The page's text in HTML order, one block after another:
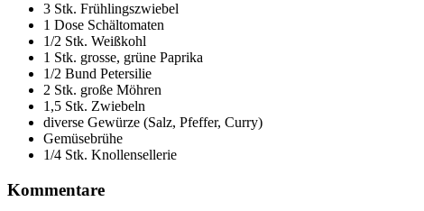
3 Stk. Frühlingszwiebel
1 Dose Schältomaten
1/2 Stk. Weißkohl
1 Stk. grosse, grüne Paprika
1/2 Bund Petersilie
2 Stk. große Möhren
1,5 Stk. Zwiebeln
diverse Gewürze (Salz, Pfeffer, Curry)
Gemüsebrühe
1/4 Stk. Knollensellerie
Kommentare